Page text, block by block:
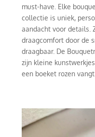
must-have. Elke
collectie is uniek,
aandacht voor details.
draagcomfort door de
draagbaar. De
zijn kleine
een boeket rozen vangt.